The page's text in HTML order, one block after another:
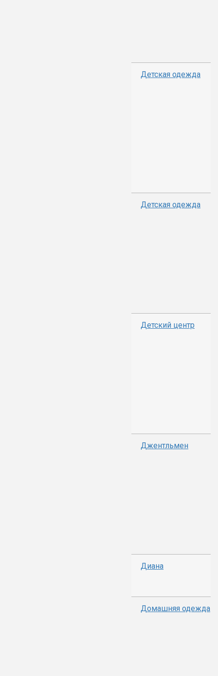
Детская одежда
Детская одежда
Детский центр
Джентльмен
Диана
Домашняя одежда